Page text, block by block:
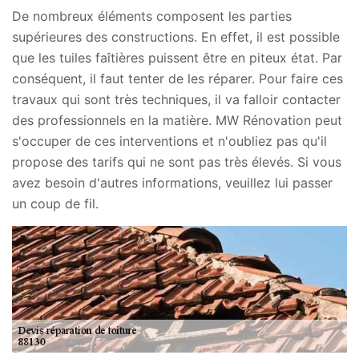
De nombreux éléments composent les parties
supérieures des constructions. En effet, il est possible
que les tuiles faîtières puissent être en piteux état. Par
conséquent, il faut tenter de les réparer. Pour faire ces
travaux qui sont très techniques, il va falloir contacter
des professionnels en la matière. MW Rénovation peut
s'occuper de ces interventions et n'oubliez pas qu'il
propose des tarifs qui ne sont pas très élevés. Si vous
avez besoin d'autres informations, veuillez lui passer
un coup de fil.